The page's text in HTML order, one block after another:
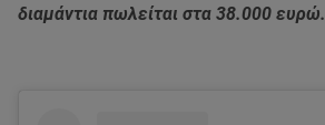
διαμάντια πωλείται στα 38.000 ευρώ.